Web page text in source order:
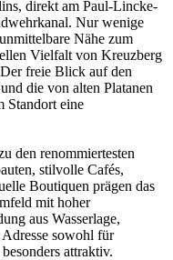
direkt am Paul-Lincke-
Nur wenige
Nähe zum
Vielfalt von Kreuzberg
freie Blick auf den
die von alten Platanen
Standort eine
den renommiertesten
stilvolle Cafés,
Boutiquen prägen das
mit hoher
aus Wasserlage,
sowohl für
attraktiv.